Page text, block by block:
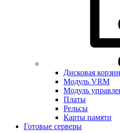
Дисковая
Модуль VRM
Модуль
Платы
Рельсы
Карты памяти
Готовые серверы